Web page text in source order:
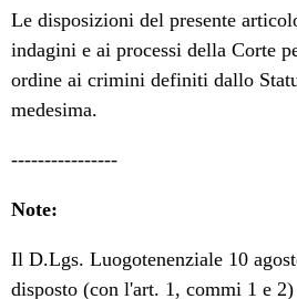
Le disposizioni del presente
indagini e ai processi della Corte
ordine ai crimini definiti dallo
medesima.
----------------
Note:
Il D.Lgs. Luogotenenziale 10
disposto (con l'art. 1, commi 1 e